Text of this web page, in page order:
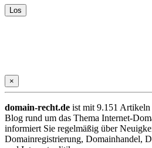
×
domain-recht.de ist mit 9.151 Artikeln
Blog rund um das Thema Internet-
informiert Sie regelmäßig über
Domainregistrierung, Domainhandel,